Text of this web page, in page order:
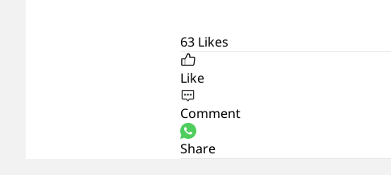
63 Likes
Like
Comment
Share